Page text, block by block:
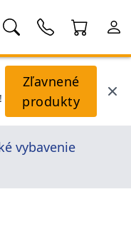
Zľavnené
produkty
vybavenie